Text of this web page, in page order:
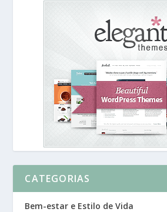
CATEGORIAS
Bem-estar e Estilo de Vida